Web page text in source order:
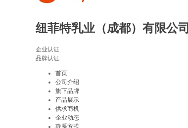
纽菲特乳业（成都）有限公司
企业认证
品牌认证
首页
公司介绍
旗下品牌
产品展示
供求商机
企业动态
联系方式